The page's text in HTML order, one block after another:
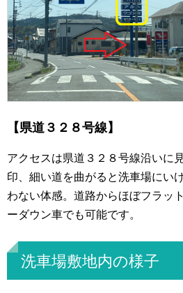
【県道３２８号線】
アクセスは県道３２８号線沿いに
印、細い道を曲がると洗車場にい
わない体感。道路からほぼフラッ
ーダウン車でも可能です。
洗車場敷地内の様子